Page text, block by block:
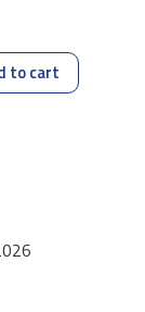
to cart